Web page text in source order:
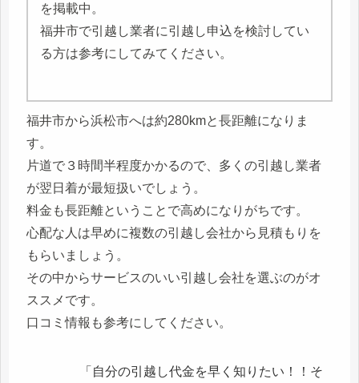
を掲載中。
福井市で引越し業者に引越し申込を検討してい
る方は参考にしてみてください。
福井市から浜松市へは約280kmと長距離になりま
す。
片道で３時間半程度かかるので、多くの引越し業者
が翌日着が最短扱いでしょう。
料金も長距離ということで高めになりがちです。
心配な人は早めに複数の引越し会社から見積もりを
もらいましょう。
その中からサービスのいい引越し会社を選ぶのがオ
ススメです。
口コミ情報も参考にしてください。
「自分の引越し代金を早く知りたい！！そ